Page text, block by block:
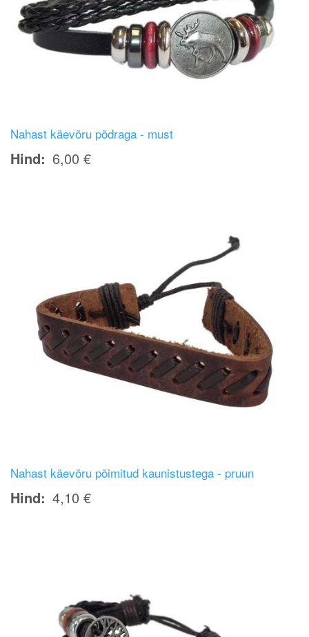
Nahast käevõru põdraga - must
Hind 6,00 €
Nahast käevõru põimitud kaunistustega - pruun
Hind 4,10 €